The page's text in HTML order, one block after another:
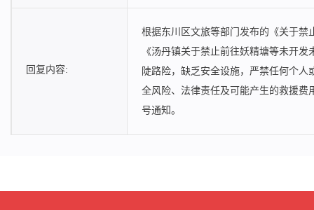
回复内容:
根据东川区文旅等部门发布的《关于禁
《汤丹镇关于禁止前往妖精塘等未开
陡路险，缺乏安全设施，严禁任何个
全风险、法律责任及可能产生的救援
号通知。